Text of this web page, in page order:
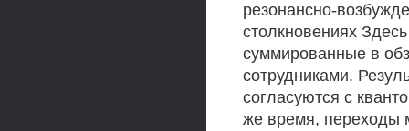
резонансно-
столкновениях
суммированные в
сотрудниками.
согласуются с
же время, переходы